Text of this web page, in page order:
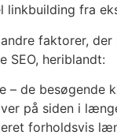
linkbuilding fra
faktorer, der
SEO, heriblandt:
– de besøgende
på siden i
forholdsvis